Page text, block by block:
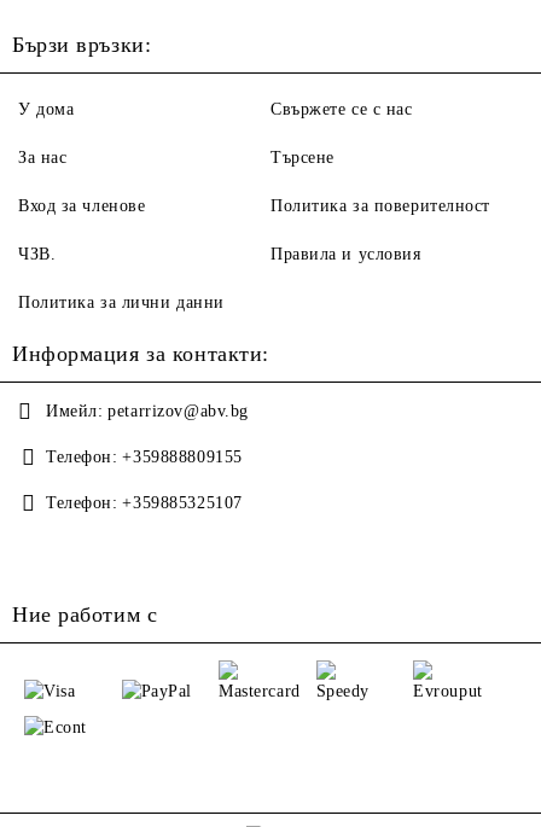
Бързи връзки:
У дома
За нас
Вход за членове
ЧЗВ.
Свържете се с нас
Търсене
Политика за поверителност
Правила и условия
Политика за лични данни
Информация за контакти:
Имейл: petarrizov@abv.bg
Телефон: +359888809155
Телефон: +359885325107
Ние работим с